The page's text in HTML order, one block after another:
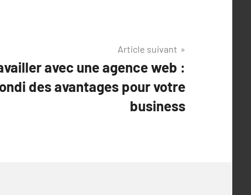
Article suivant
avec une agence web :
des avantages pour votre
business